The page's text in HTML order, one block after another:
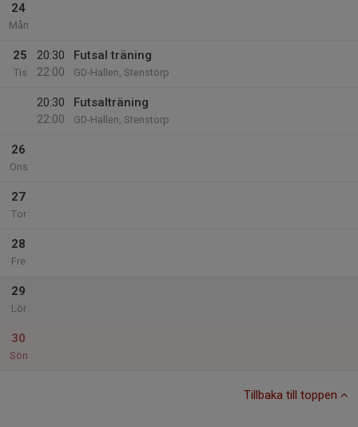
24
Mån
25
Tis
20:30
22:00
Futsal träning
GD-Hallen, Stenstorp
20:30
22:00
Futsalträning
GD-Hallen, Stenstorp
26
Ons
27
Tor
28
Fre
29
Lör
30
Sön
Tillbaka till toppen